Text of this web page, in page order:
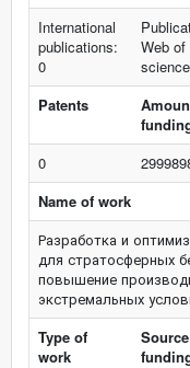
International
publications:
0
Web of
Patents
0
Name of work
Разработка и
для стратосферных
повышение
экстремальных
Type of
work